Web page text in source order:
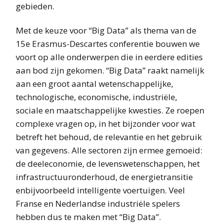
gebieden.
Met de keuze voor “Big Data” als thema van de
15e Erasmus-Descartes conferentie bouwen we
voort op alle onderwerpen die in eerdere edities
aan bod zijn gekomen. “Big Data” raakt namelijk
aan een groot aantal wetenschappelijke,
technologische, economische, industriële,
sociale en maatschappelijke kwesties. Ze roepen
complexe vragen op, in het bijzonder voor wat
betreft het behoud, de relevantie en het gebruik
van gegevens. Alle sectoren zijn ermee gemoeid:
de deeleconomie, de levenswetenschappen, het
infrastructuuronderhoud, de energietransitie
enbijvoorbeeld intelligente voertuigen. Veel
Franse en Nederlandse industriële spelers
hebben dus te maken met “Big Data”.